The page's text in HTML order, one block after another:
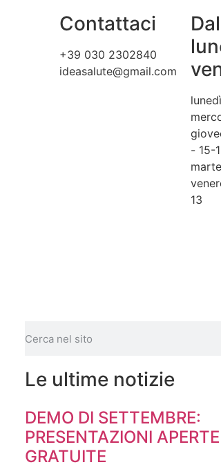
Contattaci
+39 030 2302840
ideasalute@gmail.com
Dal
- 15-
13
Le ultime notizie
DEMO DI SETTEMBRE:
PRESENTAZIONI
GRATUITE